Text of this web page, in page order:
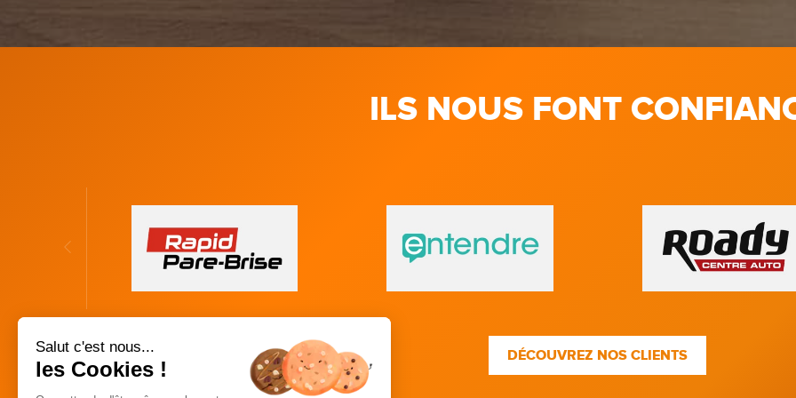
ILS NOUS FONT
DÉCOUVREZ NOS CLIENTS
Salut c'est nous...
les Cookies !